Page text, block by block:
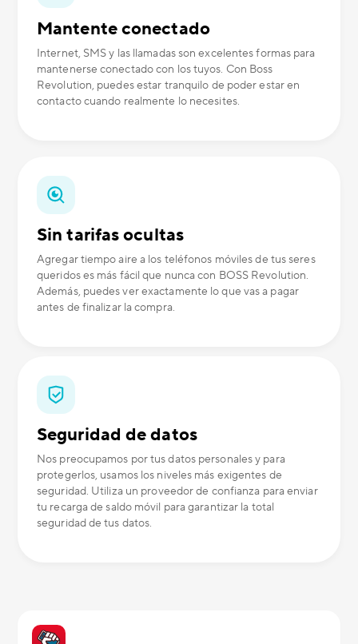
Mantente conectado
Internet, SMS y las llamadas son excelentes formas para
mantenerse conectado con los tuyos. Con Boss
Revolution, puedes estar tranquilo de poder estar en
contacto cuando realmente lo necesites.
Sin tarifas ocultas
Agregar tiempo aire a los teléfonos móviles de tus seres
queridos es más fácil que nunca con BOSS Revolution.
Además, puedes ver exactamente lo que vas a pagar
antes de finalizar la compra.
Seguridad de datos
Nos preocupamos por tus datos personales y para
protegerlos, usamos los niveles más exigentes de
seguridad. Utiliza un proveedor de confianza para enviar
tu recarga de saldo móvil para garantizar la total
seguridad de tus datos.